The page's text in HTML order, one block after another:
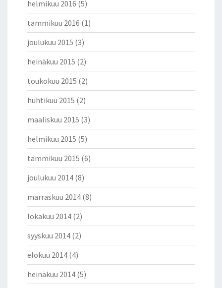
helmikuu 2016 (5)
tammikuu 2016 (1)
joulukuu 2015 (3)
heinäkuu 2015 (2)
toukokuu 2015 (2)
huhtikuu 2015 (2)
maaliskuu 2015 (3)
helmikuu 2015 (5)
tammikuu 2015 (6)
joulukuu 2014 (8)
marraskuu 2014 (8)
lokakuu 2014 (2)
syyskuu 2014 (2)
elokuu 2014 (4)
heinäkuu 2014 (5)